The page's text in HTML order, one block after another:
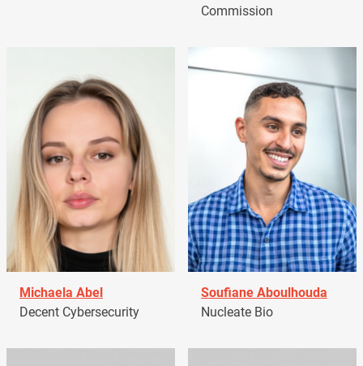
Commission
Michaela Abel
Decent Cybersecurity
Soufiane Aboulhouda
Nucleate Bio